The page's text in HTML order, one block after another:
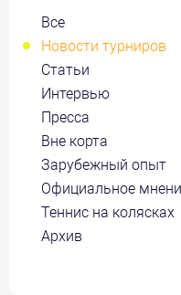
Все
Новости турниров
Статьи
Интервью
Пресса
Вне корта
Зарубежный опыт
Официальное
Теннис на колясках
Архив